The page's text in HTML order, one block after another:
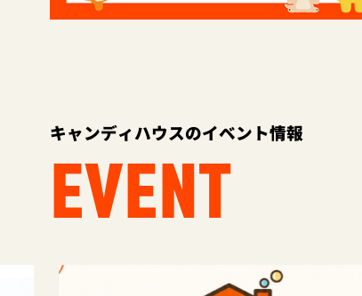
キャンディハウスのイベント情報
EVENT